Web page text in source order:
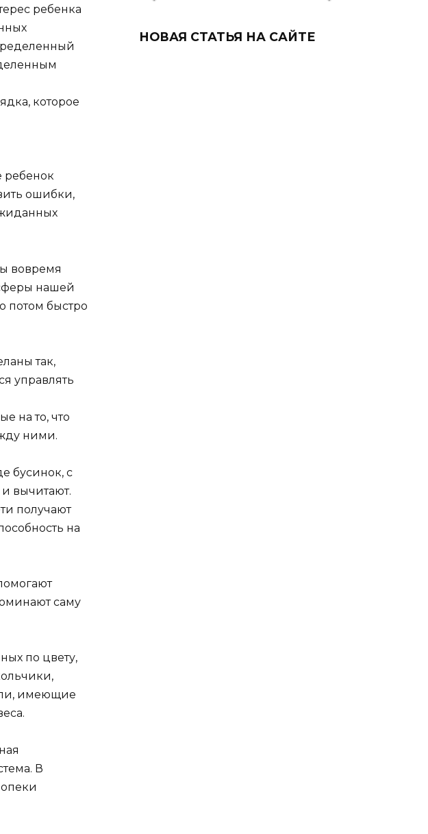
ребенка
которое
ребенок
ошибки,
вовремя
нашей
потом быстро
так,
управлять
на то, что
ними.
бусинок, с
вычитают.
получают
на
саму
по цвету,
имеющие
В
НОВАЯ СТАТЬЯ НА САЙТЕ